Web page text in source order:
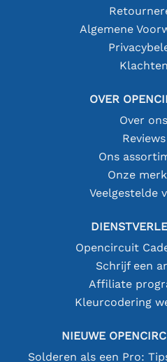
Algemene
Klachten
OVER
Over ons
Reviews
Ons
Onze
Veelgestelde
Opencircuit
Schrijf een
Affiliate
Kleurcodering
NIEUWE